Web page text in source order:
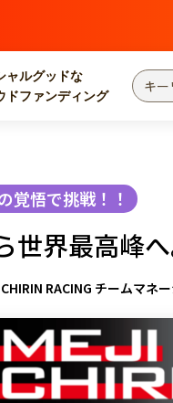
ャルグッドな
ドファンディング
さがす 国際協力
災害
北海道・
関東
中部
近畿
覚悟で挑戦！！
世界最高峰
RACING チームマネ